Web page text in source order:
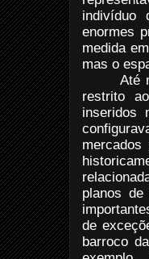
indivíduo
enormes
medida
mas o
Até
restrito
inseridos
planos
de
barroco